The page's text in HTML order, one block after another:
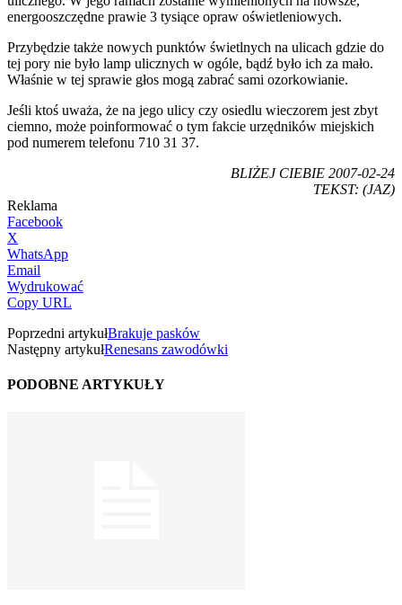
energooszczędne prawie 3 tysiące opraw oświetleniowych.
Przybędzie także nowych punktów świetlnych na ulicach gdzie do
tej pory nie było lamp ulicznych w ogóle, bądź było ich za mało.
Właśnie w tej sprawie głos mogą zabrać sami ozorkowianie.
Jeśli ktoś uważa, że na jego ulicy czy osiedlu wieczorem jest zbyt
ciemno, może poinformować o tym fakcie urzędników miejskich
pod numerem telefonu 710 31 37.
BLIŻEJ CIEBIE 2007-02-24
TEKST: (JAZ)
Reklama
Facebook
X
WhatsApp
Email
Wydrukować
Copy URL
Poprzedni artykułBrakuje pasków
Następny artykułRenesans zawodówki
PODOBNE ARTYKUŁY